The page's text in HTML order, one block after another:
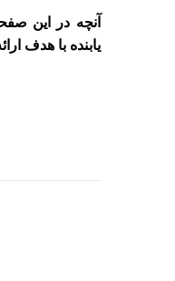
آنچه در این
یابنده با هدف